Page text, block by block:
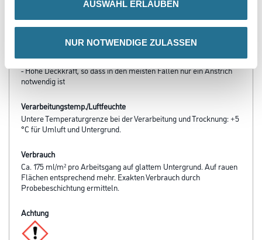
AUSWAHL ERLAUBEN
NUR NOTWENDIGE ZULASSEN
- Emissionsminimiert, lösemittel- und weich­macherfrei
- Frei von foggingaktiven Substanzen
- Diffusionsfähig
- sd-Wert < 0,1 m
- Optimal ausbesserbar
- Hohe Deckkraft, so dass in den meisten Fällen nur ein Anstrich
notwendig ist
Verarbeitungstemp./Luftfeuchte
Untere Temperaturgrenze bei der Verarbeitung und Trocknung: +5
°C für Umluft und Untergrund.
Verbrauch
Ca. 175 ml/m² pro Arbeitsgang auf glattem Untergrund. Auf rauen
Flächen entsprechend mehr. Exakten Verbrauch durch
Probebeschichtung ermitteln.
Achtung